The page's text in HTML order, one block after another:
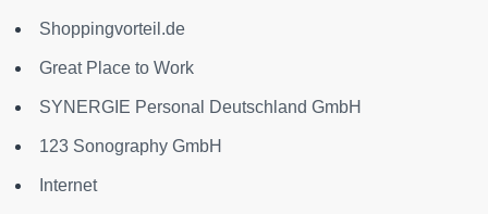
Shoppingvorteil.de
Great Place to Work
SYNERGIE Personal Deutschland GmbH
123 Sonography GmbH
Internet